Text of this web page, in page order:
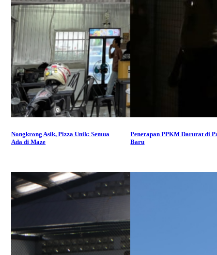
Nongkrong Asik, Pizza Unik: Semua
Ada di Maze
Penerapan PPKM Darurat di
Baru